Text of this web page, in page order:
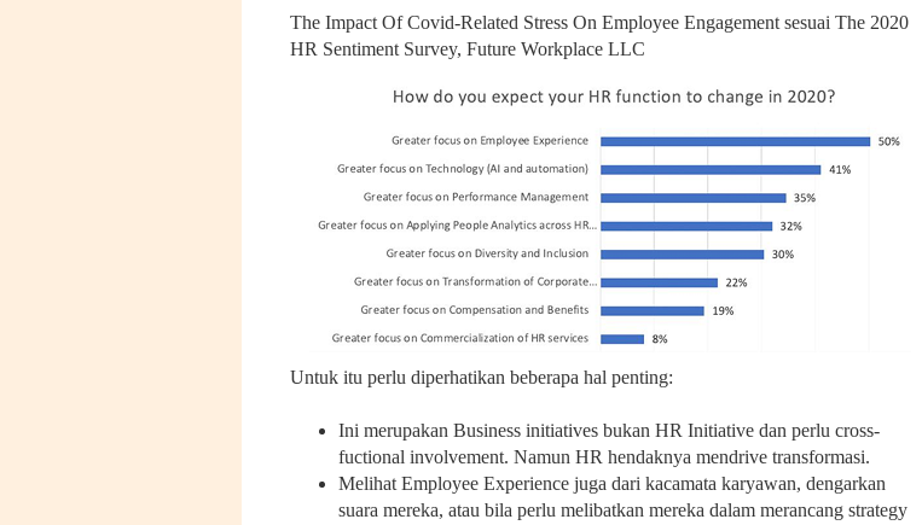
The Impact Of Covid-Related Stress On Employee Engagement sesuai The 2020
HR Sentiment Survey, Future Workplace LLC
Untuk itu perlu diperhatikan beberapa hal penting:
Ini merupakan Business initiatives bukan HR Initiative dan perlu cross-
fuctional involvement. Namun HR hendaknya mendrive transformasi.
Melihat Employee Experience juga dari kacamata karyawan, dengarkan
suara mereka, atau bila perlu melibatkan mereka dalam merancang strategy